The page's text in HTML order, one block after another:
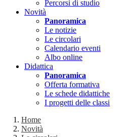
Percorsi di studio
Novità
Panoramica
Le notizie
Le circolari
Calendario eventi
Albo online
Didattica
Panoramica
Offerta formativa
Le schede didattiche
I progetti delle classi
Home
Novità